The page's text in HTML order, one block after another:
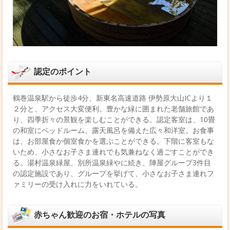
認定のポイント
鶴巻温泉駅から徒歩4分、新東名高速道路 伊勢原大山ICより１
２分と、アクセス大変便利。豊かな緑に囲まれた老舗旅館であ
り、四季折々の景観を楽しむことができる。認定客室は、10畳
の和室にベッドルーム、露天風呂を備えた広々和洋室。お食事
は、お部屋食か個室食かを選ぶことができる。下階に客室もな
いため、小さなお子さま連れでも気兼ねなく過ごすことができ
る。湯村温泉緑屋、別所温泉緑やに続き、陣屋グループ3件目
の認定施設であり、グループを挙げて、小さなお子さま連れフ
ァミリーの受け入れに力をいれている。
赤ちゃん歓迎のお宿・ホテルの写真